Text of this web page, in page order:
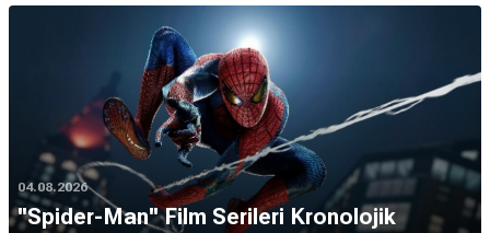
04.08.2026
''Spider-Man'' Film Serileri Kronolojik